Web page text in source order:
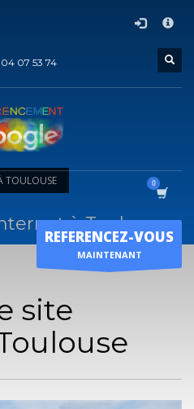
PRESTATION DE
un mail deconfirmationde
07 53 74
REFERENCEZ-VOUS
MAINTENANT
TOULOUSE
à Toulouse
site